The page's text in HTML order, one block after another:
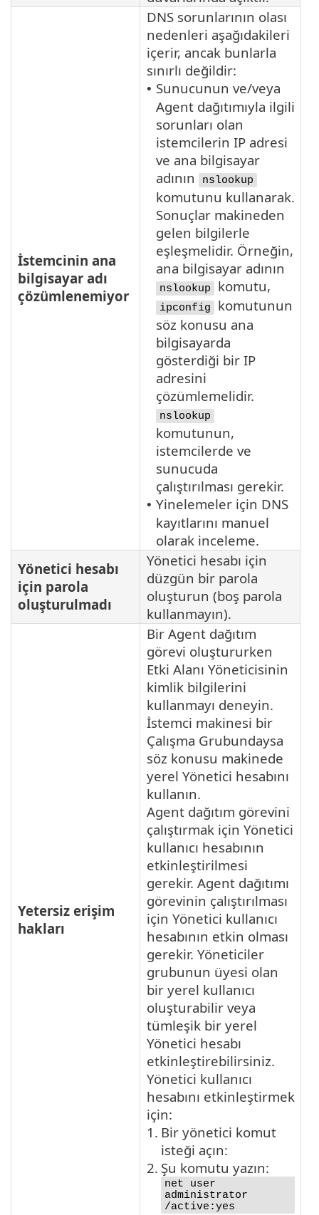
İstemcinin ana
bilgisayar adı
çözümlenemiyor
DNS sorunlarının olası
nedenleri aşağıdakileri
içerir, ancak bunlarla
sınırlı değildir:
• Sunucunun ve/veya
Agent dağıtımıyla ilgili
sorunları olan
istemcilerin IP adresi
ve ana bilgisayar
adının
nslookup
komutunu kullanarak.
Sonuçlar makineden
gelen bilgilerle
eşleşmelidir. Örneğin,
ana bilgisayar adının
nslookup komutu,
ipconfig
komutunun
söz konusu ana
bilgisayarda
gösterdiği bir IP
adresini
çözümlemelidir.
nslookup
komutunun,
istemcilerde ve
sunucuda
çalıştırılması gerekir.
• Yinelemeler için DNS
kayıtlarını manuel
olarak inceleme.
Yönetici hesabı
için parola
oluşturulmadı
Yönetici hesabı için
düzgün bir parola
oluşturun (boş parola
kullanmayın).
Yetersiz erişim
hakları
Bir Agent dağıtım
görevi oluştururken
Etki Alanı Yöneticisinin
kimlik bilgilerini
kullanmayı deneyin.
İstemci makinesi bir
Çalışma Grubundaysa
söz konusu makinede
yerel Yönetici hesabını
kullanın.
Agent dağıtım görevini
çalıştırmak için Yönetici
kullanıcı hesabının
etkinleştirilmesi
gerekir. Agent dağıtımı
görevinin çalıştırılması
için Yönetici kullanıcı
hesabının etkin olması
gerekir. Yöneticiler
grubunun üyesi olan
bir yerel kullanıcı
oluşturabilir veya
tümleşik bir yerel
Yönetici hesabı
etkinleştirebilirsiniz.
Yönetici kullanıcı
hesabını etkinleştirmek
için:
1. Bir yönetici komut
isteği açın:
2. Şu komutu yazın:
net user
administrator
/active:yes